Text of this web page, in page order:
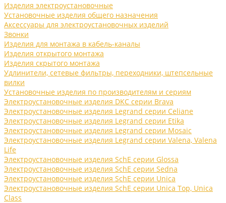
Изделия электроустановочные
Установочные изделия общего назначения
Аксессуары для электроустановочных изделий
Звонки
Изделия для монтажа в кабель-каналы
Изделия открытого монтажа
Изделия скрытого монтажа
Удлинители, сетевые фильтры, переходники, штепсельные
вилки
Установочные изделия по производителям и сериям
Электроустановочные изделия DKC серии Brava
Электроустановочные изделия Legrand серии Celiane
Электроустановочные изделия Legrand серии Etika
Электроустановочные изделия Legrand серии Mosaic
Электроустановочные изделия Legrand серии Valena, Valena
Life
Электроустановочные изделия SchE серии Glossa
Электроустановочные изделия SchE серии Sedna
Электроустановочные изделия SchE серии Unica
Электроустановочные изделия SchE серии Unica Top, Unica
Class